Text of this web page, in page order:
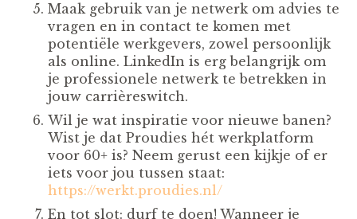
Maak gebruik van je netwerk om advies te
vragen en in contact te komen met
potentiële werkgevers, zowel persoonlijk
als online. LinkedIn is erg belangrijk om
je professionele netwerk te betrekken in
jouw carrièreswitch.
Wil je wat inspiratie voor nieuwe banen?
Wist je dat Proudies hét werkplatform
voor 60+ is? Neem gerust een kijkje of er
iets voor jou tussen staat:
https://werkt.proudies.nl/
En tot slot: durf te doen! Wanneer je